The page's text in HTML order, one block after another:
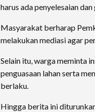
harus ada penyelesaian
Masyarakat berharap
melakukan mediasi agar
Selain itu, warga meminta
penguasaan lahan serta
berlaku.
Hingga berita ini